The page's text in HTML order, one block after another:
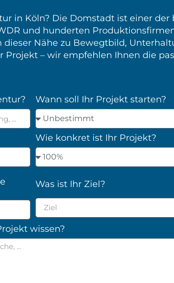
in Köln? Die Domstadt ist einer
und hunderten
dieser Nähe zu Bewegtbild,
Projekt – wir empfehlen Ihnen die
Wann soll Ihr Projekt starten?
Wie konkret ist Ihr Projekt?
Was ist Ihr Ziel?
wissen?